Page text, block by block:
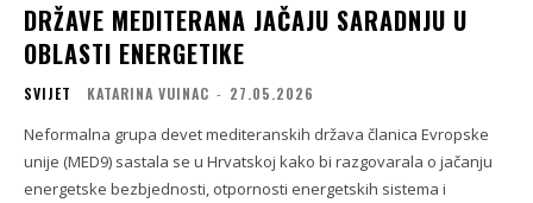
DRŽAVE MEDITERANA JAČAJU SARADNJU U
OBLASTI ENERGETIKE
SVIJET KATARINA VUINAC - 27.05.2026
Neformalna grupa devet mediteranskih država članica Evropske
unije (MED9) sastala se u Hrvatskoj kako bi razgovarala o jačanju
energetske bezbjednosti, otpornosti energetskih sistema i